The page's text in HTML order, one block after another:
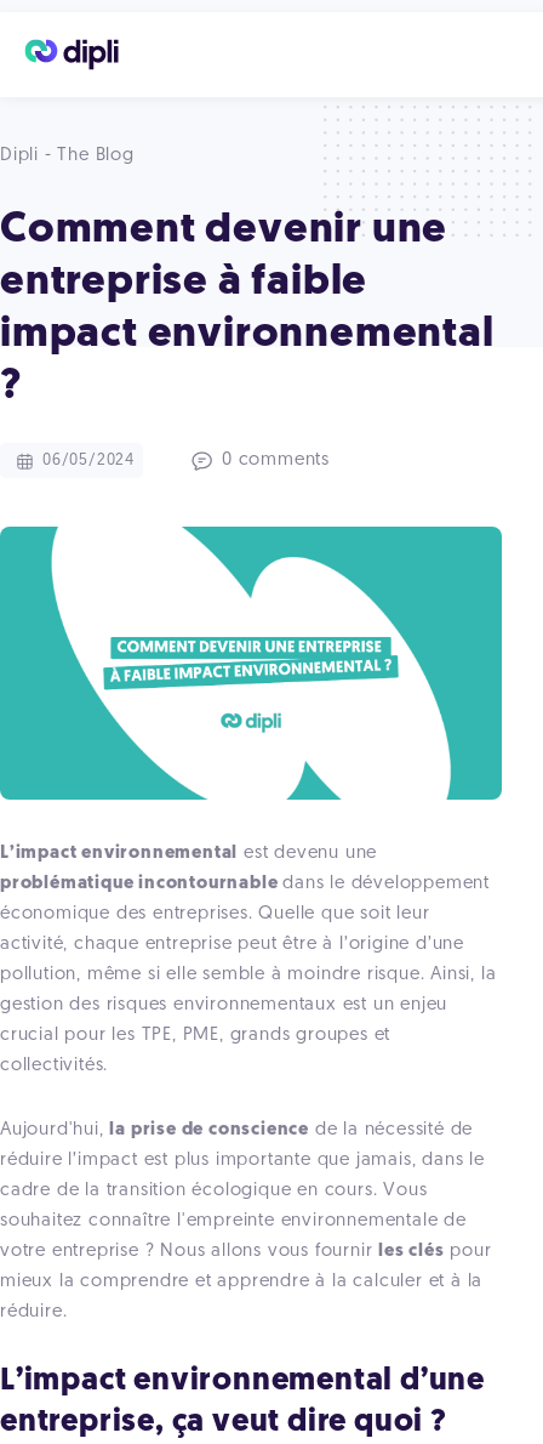
Dipli - The Blog
Comment devenir une
entreprise à faible
impact environnemental
?
06/05/2024 0 comments
L’impact environnemental est devenu une
problématique incontournabledans le développement
économique des entreprises. Quelle que soit leur
activité, chaque entreprise peut être à l’origine d’une
pollution, même si elle semble à moindre risque. Ainsi, la
gestion des risques environnementaux est un enjeu
crucial pour les TPE, PME, grands groupes et
collectivités.
Aujourd'hui,la prise de conscience de la nécessité de
réduire l’impact est plus importante que jamais, dans le
cadre de la transition écologique en cours. Vous
souhaitez connaître l'empreinte environnementale de
votre entreprise ? Nous allons vous fournirles clés pour
mieux la comprendre et apprendre à la calculer et à la
réduire.
L’impact environnemental d’une
entreprise, ça veut dire quoi ?